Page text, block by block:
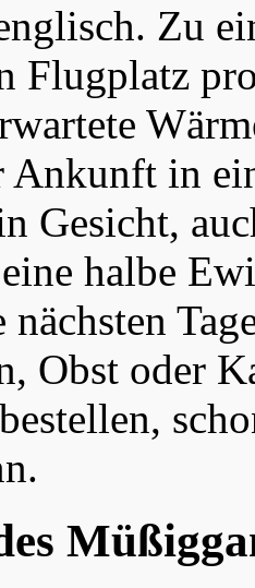
Zu
Flugplatz
Ankunft in
Gesicht,
halbe
Obst oder